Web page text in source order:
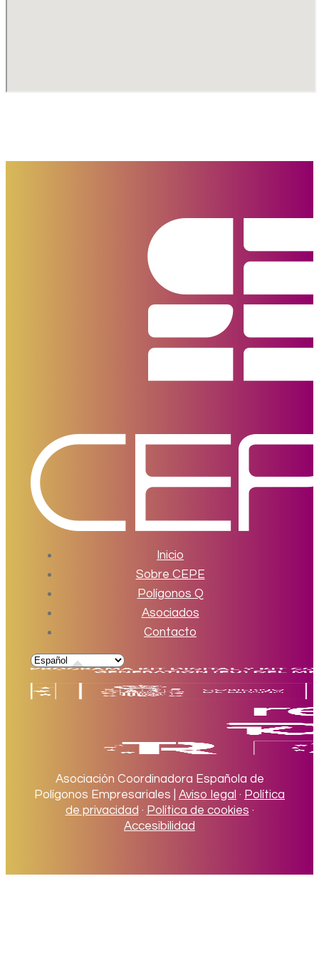
Inicio
Sobre CEPE
Polígonos Q
Asociados
Contacto
Asociación Coordinadora Española de
Polígonos Empresariales | Aviso legal · Política
de privacidad · Política de cookies ·
Accesibilidad